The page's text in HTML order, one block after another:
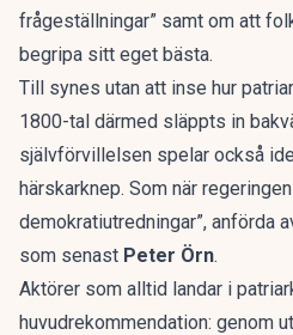
frågeställningar” samt om att
begripa sitt eget bästa.
Till synes utan att inse hur
1800-tal därmed släppts in
självförvillelsen spelar också
härskarknep. Som när
demokratiutredningar”, anförda
som senast Peter Örn.
Aktörer som alltid landar i
huvudrekommendation: genom